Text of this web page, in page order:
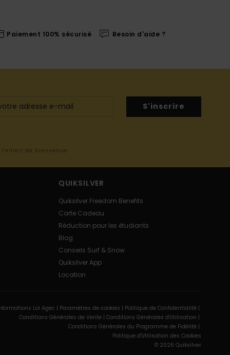
Paiement 100% sécurisé Besoin d'aide ?
S'inscrire
de bienvenue
QUIKSILVER
Quiksilver Freedom Benefits
Carte Cadeau
Réduction pour les étudiants
Blog
Conseils Surf & Snow
Quiksilver App
Location
Loi Agec | Paramètres de cookies | Politique de Confidentialité |
Conditions Générales de Vente | Conditions Générales d'Utilisation |
Conditions Générales du Programme de Fidélité |
Politique d'Utilisation des Cookies
© 2026 Quiksilver